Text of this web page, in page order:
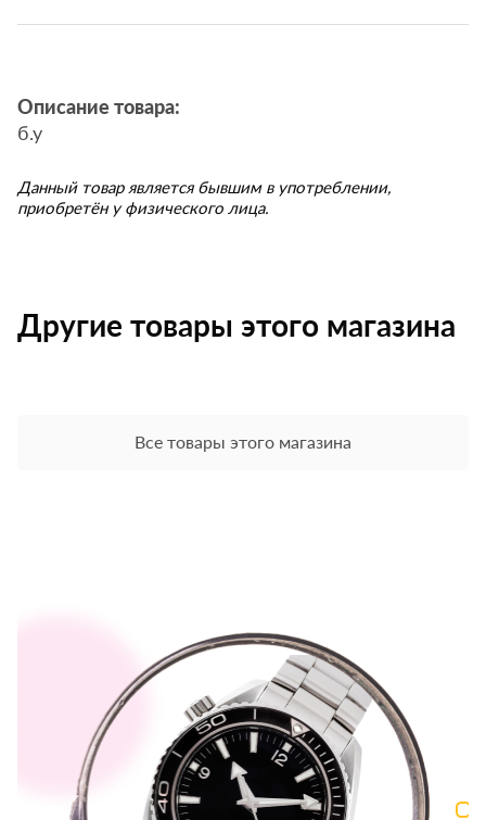
Описание товара:
б.у
Данный товар является бывшим в употреблении,
приобретён у физического лица.
Другие товары этого магазина
Все товары этого магазина